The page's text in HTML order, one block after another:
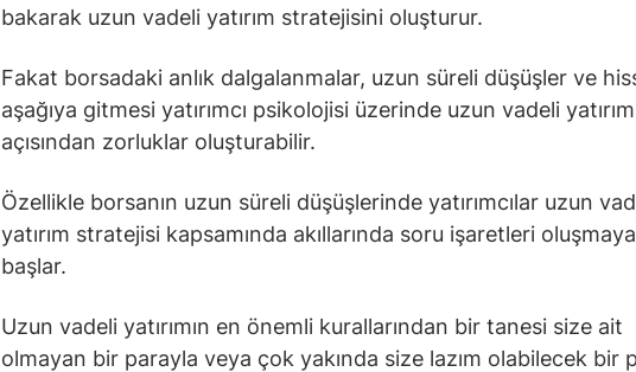
bakarak uzun vadeli yatırım stratejisini oluşturur.
Fakat borsadaki anlık dalgalanmalar, uzun süreli düşüşler ve
aşağıya gitmesi yatırımcı psikolojisi üzerinde uzun vadeli yatırım
açısından zorluklar oluşturabilir.
Özellikle borsanın uzun süreli düşüşlerinde yatırımcılar uzun
yatırım stratejisi kapsamında akıllarında soru işaretleri oluşmaya
başlar.
Uzun vadeli yatırımın en önemli kurallarından bir tanesi size ait
olmayan bir parayla veya çok yakında size lazım olabilecek bir